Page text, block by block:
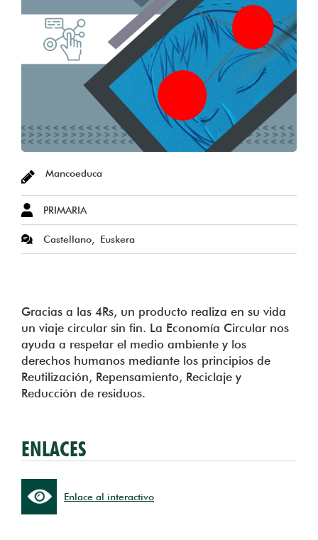
Mancoeduca
PRIMARIA
Castellano Euskera
Gracias a las 4Rs, un producto realiza en su vida
un viaje circular sin fin. La Economía Circular nos
ayuda a respetar el medio ambiente y los
derechos humanos mediante los principios de
Reutilización, Repensamiento, Reciclaje y
Reducción de residuos.
ENLACES
Enlace al interactivo